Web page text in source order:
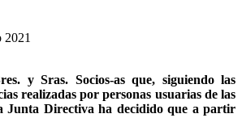
2021
y Sras. Socios-as que, siguiendo las
realizadas por personas usuarias de las
Junta Directiva ha decidido que a partir